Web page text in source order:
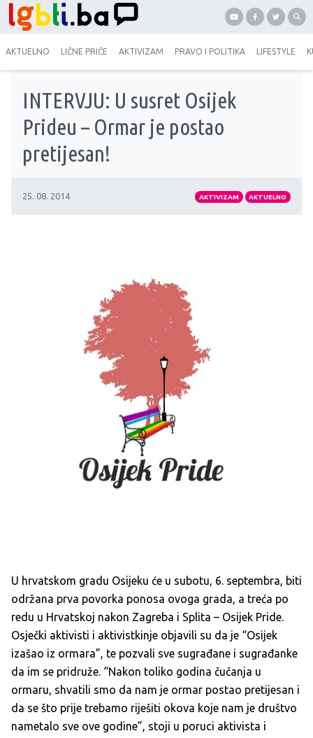
AKTUELNO LIČNE PRIČE AKTIVIZAM PRAVO I POLITIKA LIFESTYLE
INTERVJU: U susret Osijek
Prideu – Ormar je postao
pretijesan!
25. 08. 2014 AKTIVIZAM AKTUELNO
U hrvatskom gradu Osijeku će u subotu, 6. septembra, biti
održana prva povorka ponosa ovoga grada, a treća po
redu u Hrvatskoj nakon Zagreba i Splita – Osijek Pride.
Osječki aktivisti i aktivistkinje objavili su da je “Osijek
izašao iz ormara”, te pozvali sve sugrađane i sugrađanke
da im se pridruže. “Nakon toliko godina čučanja u
ormaru, shvatili smo da nam je ormar postao pretijesan i
da se što prije trebamo riješiti okova koje nam je društvo
nametalo sve ove godine”, stoji u poruci aktivista i